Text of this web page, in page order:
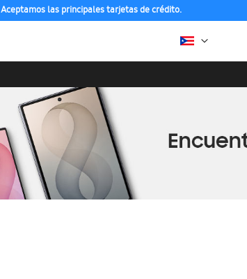
Aceptamos las principales tarjetas de crédito.